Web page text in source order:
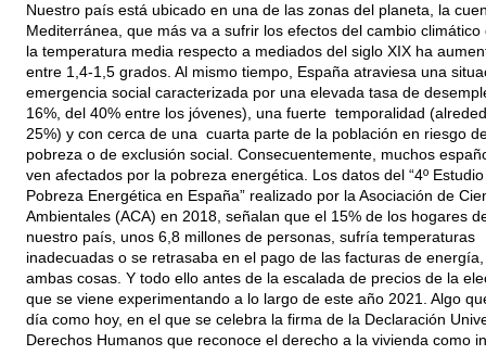
Nuestro país está ubicado en una de las zonas del planeta, la
Mediterránea, que más va a sufrir los efectos del cambio climático
la temperatura media respecto a mediados del siglo XIX ha
entre 1,4-1,5 grados. Al mismo tiempo, España atraviesa una
emergencia social caracterizada por una elevada tasa de
16%, del 40% entre los jóvenes), una fuerte temporalidad
25%) y con cerca de una cuarta parte de la población en riesgo
pobreza o de exclusión social. Consecuentemente, muchos
ven afectados por la pobreza energética. Los datos del “4º
Pobreza Energética en España” realizado por la Asociación de
Ambientales (ACA) en 2018, señalan que el 15% de los hogares
nuestro país, unos 6,8 millones de personas, sufría temperaturas
inadecuadas o se retrasaba en el pago de las facturas de
ambas cosas. Y todo ello antes de la escalada de precios de la
que se viene experimentando a lo largo de este año 2021. Algo
día como hoy, en el que se celebra la firma de la Declaración
Derechos Humanos que reconoce el derecho a la vivienda como